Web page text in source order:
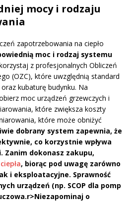
mocy i rodzaju
zapotrzebowania na ciepło
moc i rodzaj systemu
z profesjonalnych Obliczeń
(OZC), które uwzględnią standard
kubaturę budynku. Na
moc urządzeń grzewczych i
które zwiększa koszty
które może obniżyć
dobrany system zapewnia, że
co korzystnie wpływa
. Zanim dokonasz zakupu,
, biorąc pod uwagę zarówno
i eksploatacyjne. Sprawność
urządzeń (np. SCOP dla pomp
r>Niezapominaj o